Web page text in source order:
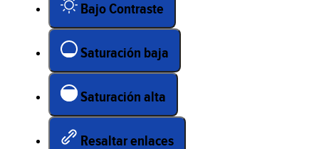
Bajo Contraste
Saturación baja
Saturación alta
Resaltar enlaces